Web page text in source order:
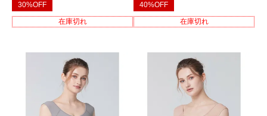
30%OFF
在庫切れ
40%OFF
在庫切れ